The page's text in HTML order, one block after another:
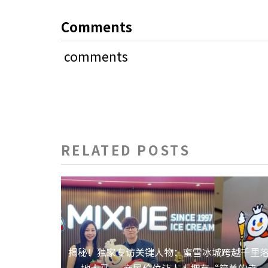
Comments
comments
RELATED POSTS
揭秘！独家专访关键人物：蜜雪冰城跨越千里